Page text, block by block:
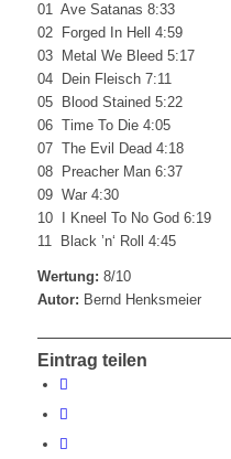
01 Ave Satanas 8:33
02 Forged In Hell 4:59
03 Metal We Bleed 5:17
04 Dein Fleisch 7:11
05 Blood Stained 5:22
06 Time To Die 4:05
07 The Evil Dead 4:18
08 Preacher Man 6:37
09 War 4:30
10 I Kneel To No God 6:19
11 Black ’n‘ Roll 4:45
Wertung: 8/10
Autor: Bernd Henksmeier
Eintrag teilen